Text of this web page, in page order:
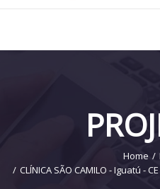
Home
CLÍNICA SÃO CAMILO - Iguatú -